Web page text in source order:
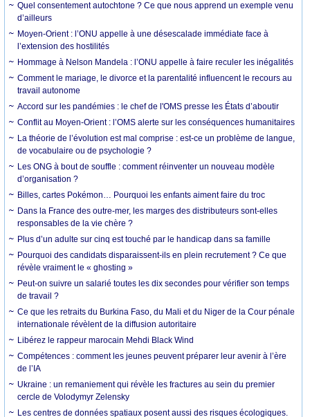
Quel consentement autochtone ? Ce que nous apprend un exemple venu
d’ailleurs
Moyen-Orient : l’ONU appelle à une désescalade immédiate face à
l’extension des hostilités
Hommage à Nelson Mandela : l’ONU appelle à faire reculer les inégalités
Comment le mariage, le divorce et la parentalité influencent le recours au
travail autonome
Accord sur les pandémies : le chef de l'OMS presse les États d’aboutir
Conflit au Moyen-Orient : l’OMS alerte sur les conséquences humanitaires
La théorie de l’évolution est mal comprise : est-ce un problème de langue,
de vocabulaire ou de psychologie ?
Les ONG à bout de souffle : comment réinventer un nouveau modèle
d’organisation ?
Billes, cartes Pokémon… Pourquoi les enfants aiment faire du troc
Dans la France des outre-mer, les marges des distributeurs sont-elles
responsables de la vie chère ?
Plus d’un adulte sur cinq est touché par le handicap dans sa famille
Pourquoi des candidats disparaissent-ils en plein recrutement ? Ce que
révèle vraiment le « ghosting »
Peut-on suivre un salarié toutes les dix secondes pour vérifier son temps
de travail ?
Ce que les retraits du Burkina Faso, du Mali et du Niger de la Cour pénale
internationale révèlent de la diffusion autoritaire
Libérez le rappeur marocain Mehdi Black Wind
Compétences : comment les jeunes peuvent préparer leur avenir à l’ère
de l’IA
Ukraine : un remaniement qui révèle les fractures au sein du premier
cercle de Volodymyr Zelensky
Les centres de données spatiaux posent aussi des risques écologiques.